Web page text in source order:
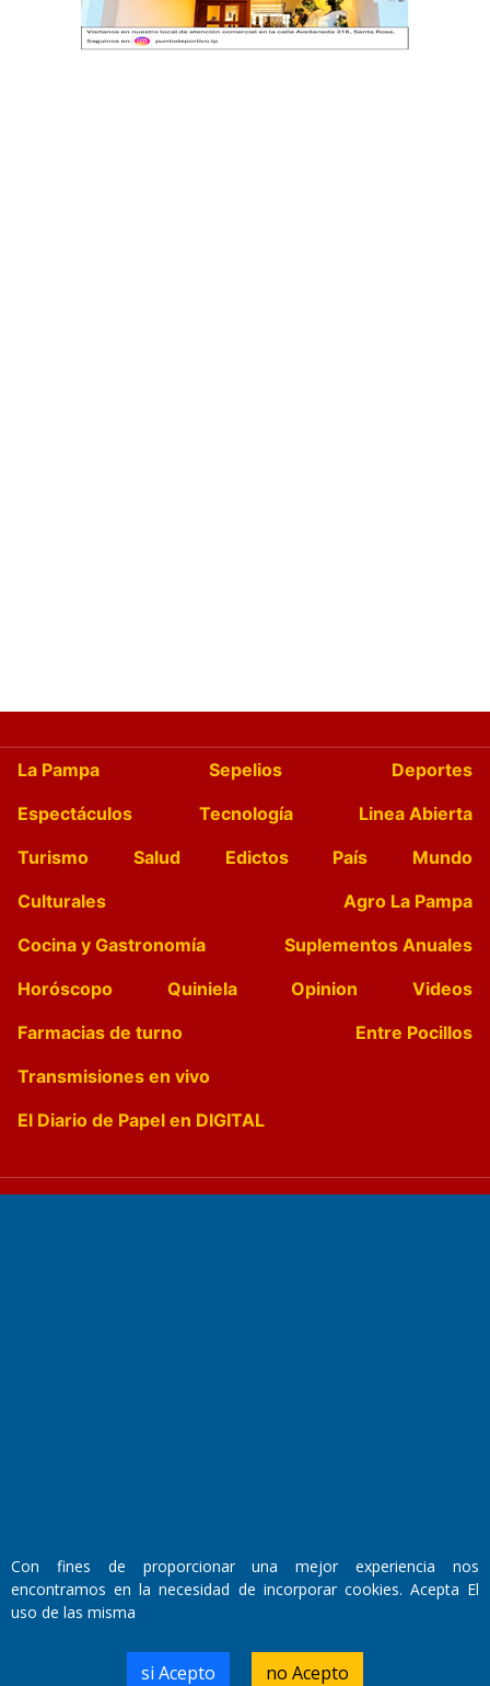
La Pampa Sepelios
Deportes
Espectáculos
Tecnología
Linea Abierta
Turismo
Salud Edictos País
Mundo
Culturales
Agro La Pampa
Cocina y Gastronomía
Suplementos Anuales
Horóscopo
Quiniela Opinion
Videos
Farmacias de turno
Entre Pocillos
Transmisiones en vivo
El Diario de Papel en DIGITAL
Santa Rosa, La Pampa.
Número de Registro DNDA:
Con fines de proporcionar una mejor experiencia nos
encontramos en la necesidad de incorporar cookies. Acepta El
uso de las misma
si Acepto no Acepto